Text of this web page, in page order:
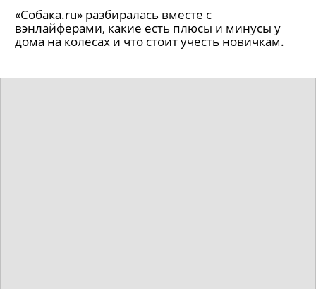
«Собака.ru» разбиралась вместе с
вэнлайферами, какие есть плюсы и минусы у
дома на колесах и что стоит учесть новичкам.